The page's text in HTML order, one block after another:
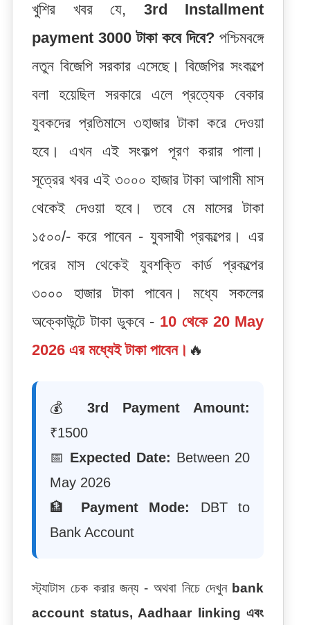
খুশির খবর যে, 3rd Installment
payment 3000 টাকা কবে দিবে? পশ্চিমবঙ্গে
নতুন বিজেপি সরকার এসেছে। বিজেপির সংকল্পে
বলা হয়েছিল সরকারে এলে প্রত্যেক বেকার
যুবকদের প্রতিমাসে ৩হাজার টাকা করে দেওয়া
হবে। এখন এই সংকল্প পূরণ করার পালা।
সূত্রের খবর এই ৩০০০ হাজার টাকা আগামী মাস
থেকেই দেওয়া হবে। তবে মে মাসের টাকা
১৫০০/- করে পাবেন - যুবসাথী প্রকল্পের। এর
পরের মাস থেকেই যুবশক্তি কার্ড প্রকল্পের
৩০০০ হাজার টাকা পাবেন। মধ্যে সকলের
অক্কোউন্টে টাকা ডুকবে - 10 থেকে 20 May
2026 এর মধ্যেই টাকা পাবেন। 🔥
💰 3rd
Payment Amount:
₹1500
📅 Expected Date: Between 20
May 2026
🏦 Payment Mode:
DBT to
Bank Account
স্ট্যাটাস চেক করার জন্য - অথবা নিচে দেখুন bank
account status, Aadhaar linking এবং